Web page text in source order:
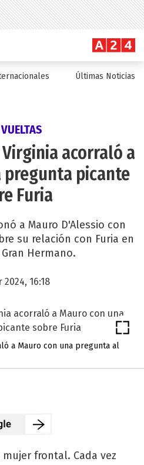
Últimas Noticias
acorraló a
pregunta picante
Furia
a Mauro D'Alessio con
su relación con Furia en
Hermano.
2024, 16:18
a Mauro con una pregunta al
mujer frontal. Cada vez